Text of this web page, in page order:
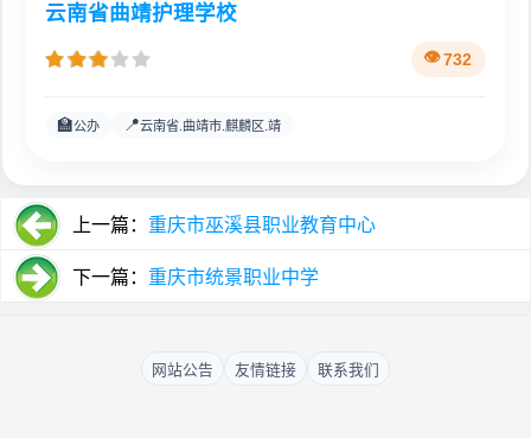
云南省曲靖护理学校
732
🏫公办 📍云南省.曲靖市.麒麟区.靖
上一篇： 重庆市巫溪县职业教育中心
下一篇： 重庆市统景职业中学
网站公告 友情链接 联系我们